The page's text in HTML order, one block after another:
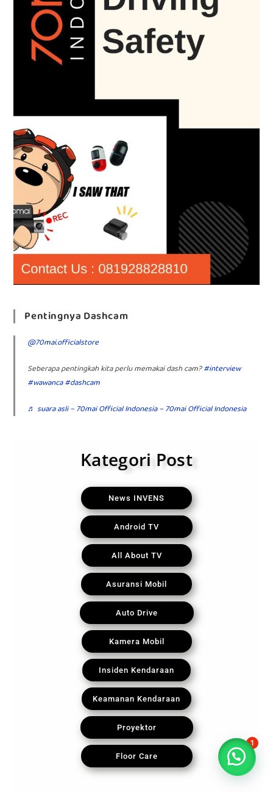
Pentingnya Dashcam
@70mai.officialstore
Seberapa pentingkah kita perlu memakai dash cam?#interview
#wawanca#dashcam
♬ suara asli – 70mai Official Indonesia – 70mai Official Indonesia
Kategori Post
News INVENS
Android TV
All About TV
Asuransi Mobil
Auto Drive
Kamera Mobil
Insiden Kendaraan
Keamanan Kendaraan
Proyektor
Floor Care
1